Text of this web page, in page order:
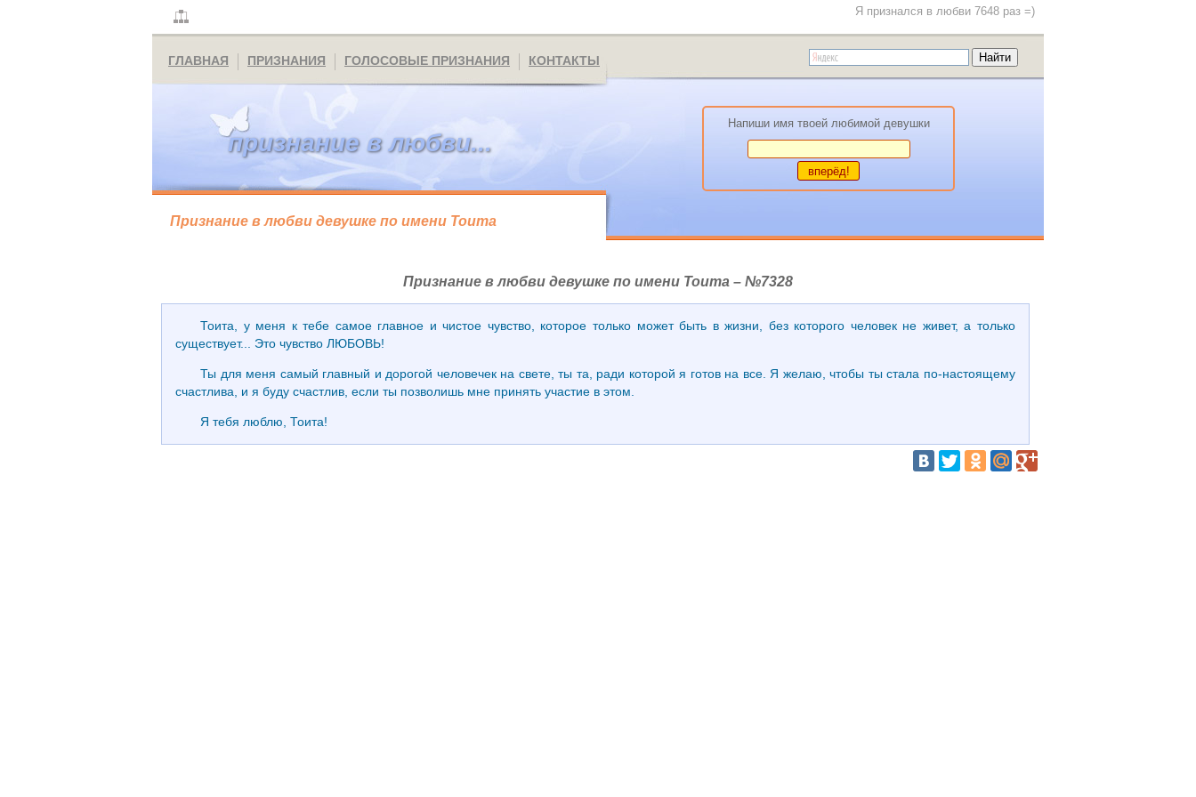
Признание в любви девушке по имени Тоита
признание в любви...
ГЛАВНАЯ ПРИЗНАНИЯ ГОЛОСОВЫЕ ПРИЗНАНИЯ КОНТАКТЫ
Напиши имя твоей любимой девушки
Я признался в любви 7648 раз =)
Признание в любви девушке по имени Тоита – №7328
Тоита, у меня к тебе самое главное и чистое чувство, которое только может быть в жизни, без которого человек не живет, а только
существует... Это чувство ЛЮБОВЬ!
Ты для меня самый главный и дорогой человечек на свете, ты та, ради которой я готов на все. Я желаю, чтобы ты стала по-настоящему
счастлива, и я буду счастлив, если ты позволишь мне принять участие в этом.
Я тебя люблю, Тоита!